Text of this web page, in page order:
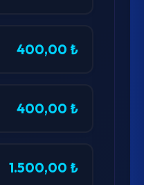
400,00 ₺
400,00 ₺
1.500,00 ₺